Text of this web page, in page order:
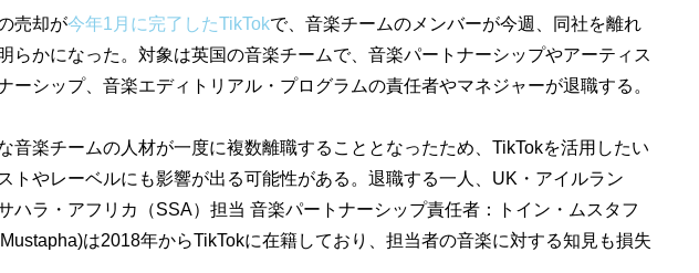
売却が今年1月に完了したTikTokで、音楽チームのメンバーが今週、同社を離れ
らかになった。対象は英国の音楽チームで、音楽パートナーシップやアーティス
ーシップ、音楽エディトリアル・プログラムの責任者やマネジャーが退職する。
音楽チームの人材が一度に複数離職することとなったため、TikTokを活用したい
トやレーベルにも影響が出る可能性がある。退職する一人、UK・アイルラン
ハラ・アフリカ（SSA）担当 音楽パートナーシップ責任者：トイン・ムスタフ
Mustapha)は2018年からTikTokに在籍しており、担当者の音楽に対する知見も損失